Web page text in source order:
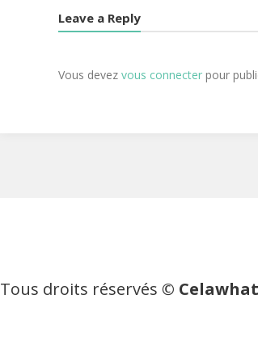
Leave a Reply
Vous devez vous connecter pour
Tous droits réservés © Celawhat